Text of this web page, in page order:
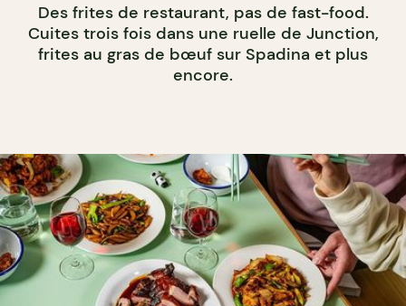
Des frites de restaurant, pas de fast-food.
Cuites trois fois dans une ruelle de Junction,
frites au gras de bœuf sur Spadina et plus
encore.